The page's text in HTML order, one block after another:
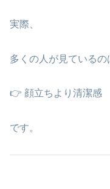
実際、
多くの人が見ているの
👉 顔立ちより清潔感
です。